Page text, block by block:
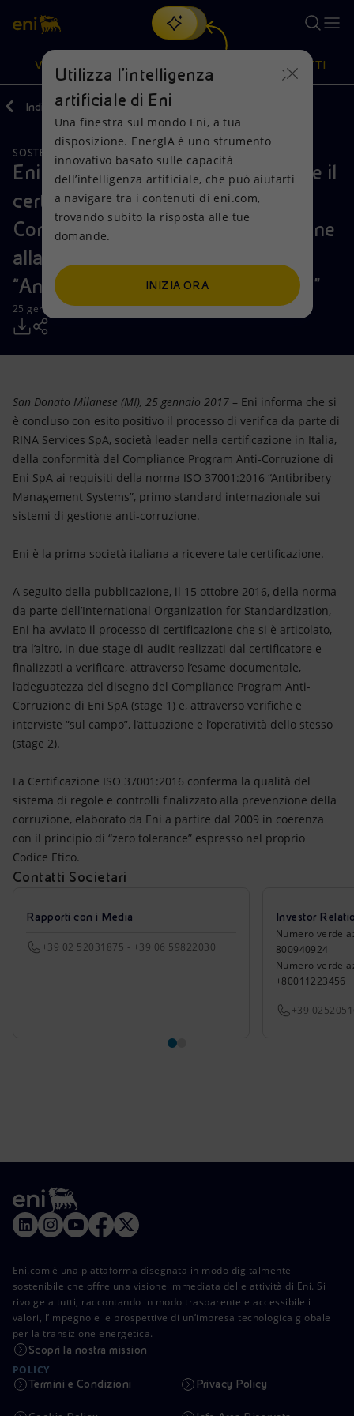
Cerca
scopri EnergIA, la nostra nuova soluzione di intelligenza
artificiale.
VISIONE
Visione
Mission e valori
Persone e Partnership
Net Zero
Modello satellitare
Energia accessibile
Innovazione
Scenari energetici
Azioni
Diversificazione energetica
Tecnologie per la transizione
Collaborazioni per l'innovazione
Attività nel mondo
PRODOTTI
Prodotti
Casa
Imprese
Mobilità
Indietro Media Comunicati Stampa
SOSTENIBILITÀ
Eni: prima società italiana a ricevere il
certificato di conformità del
Compliance Program Anti-Corruzione
alla norma ISO 37001:2016
“Antibribery Management Systems”
25 gennaio 2017 - 12:00 CET
San Donato Milanese (MI), 25 gennaio 2017 – Eni informa che si
è concluso con esito positivo il processo di verifica da parte di
RINA Services SpA, società leader nella certificazione in Italia,
della conformità del Compliance Program Anti-Corruzione di
Eni SpA ai requisiti della norma ISO 37001:2016 “Antibribery
Management Systems”, primo standard internazionale sui
sistemi di gestione anti-corruzione.
Eni è la prima società italiana a ricevere tale certificazione.
A seguito della pubblicazione, il 15 ottobre 2016, della norma
da parte dell’International Organization for Standardization,
Eni ha avviato il processo di certificazione che si è articolato,
tra l’altro, in due stage di audit realizzati dal certificatore e
finalizzati a verificare, attraverso l’esame documentale,
l’adeguatezza del disegno del Compliance Program Anti-
Corruzione di Eni SpA (stage 1) e, attraverso verifiche e
interviste “sul campo”, l’attuazione e l’operatività dello stesso
(stage 2).
La Certificazione ISO 37001:2016 conferma la qualità del
sistema di regole e controlli finalizzato alla prevenzione della
corruzione, elaborato da Eni a partire dal 2009 in coerenza
con il principio di “zero tolerance” espresso nel proprio
Codice Etico.
Contatti Societari
Rapporti con i Media
+39 02 52031875 - +39 06 59822030
Investor
Numero verde
800940924
Numero verde
+80011223456
+39
Eni.com è una piattaforma disegnata in modo digitalmente
sostenibile che offre una visione immediata delle attività di Eni. Si
rivolge a tutti, raccontando in modo trasparente e accessibile i
valori, l’impegno e le prospettive di un’impresa tecnologica globale
per la transizione energetica.
Scopri la nostra mission
POLICY
Termini e Condizioni Privacy Policy
Utilizza l'intelligenza
artificiale di Eni
Una finestra sul mondo Eni, a tua
disposizione. EnergIA è uno strumento
innovativo basato sulle capacità
dell’intelligenza artificiale, che può aiutarti
a navigare tra i contenuti di eni.com,
trovando subito la risposta alle tue
domande.
INIZIA ORA